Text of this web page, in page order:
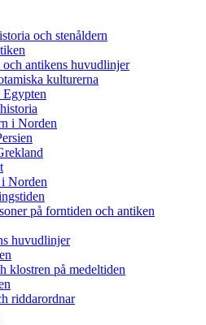
och stenåldern
och antikens huvudlinjer
kulturerna
Egypten
i Norden
Norden
på forntiden och antiken
huvudlinjer
klostren på medeltiden
riddarordnar